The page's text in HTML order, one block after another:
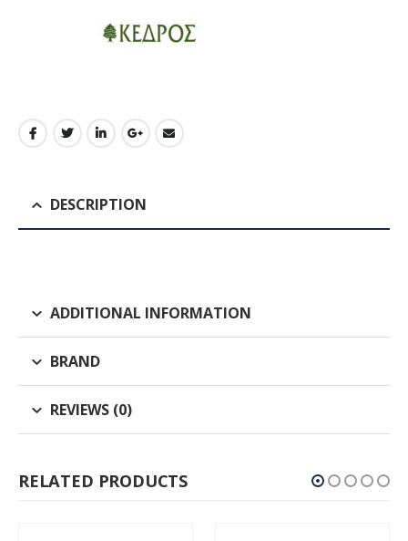
DESCRIPTION
ADDITIONAL INFORMATION
BRAND
REVIEWS (0)
RELATED PRODUCTS